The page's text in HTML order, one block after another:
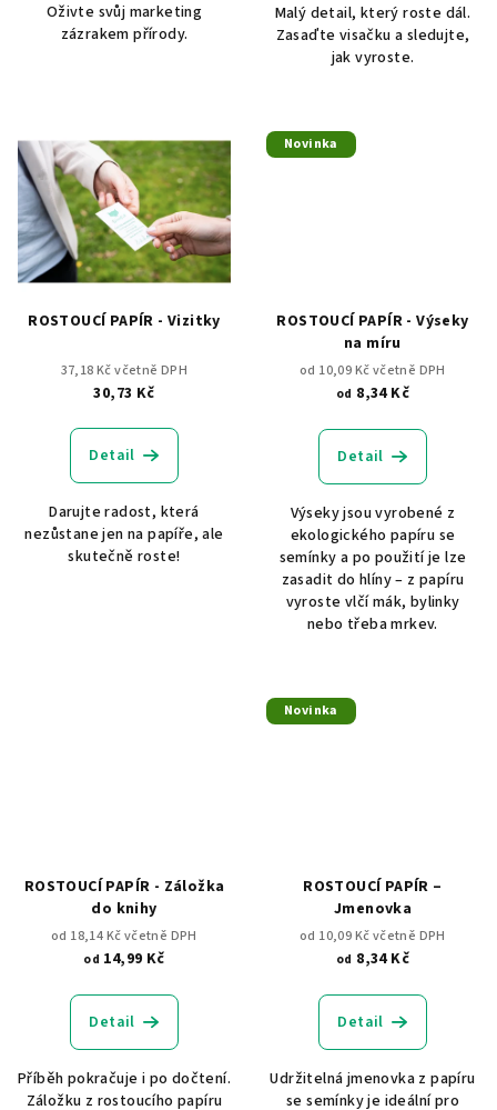
Oživte svůj marketing
zázrakem přírody.
Malý detail, který roste dál.
Zasaďte visačku a sledujte,
jak vyroste.
ROSTOUCÍ PAPÍR - Vizitky
37,18 Kč včetně DPH
30,73 Kč
Detail
Darujte radost, která
nezůstane jen na papíře, ale
skutečně roste!
Novinka
ROSTOUCÍ PAPÍR - Výseky
na míru
od 10,09 Kč včetně DPH
od 8,34 Kč
Detail
Výseky jsou vyrobené z
ekologického papíru se
semínky a po použití je lze
zasadit do hlíny – z papíru
vyroste vlčí mák, bylinky
nebo třeba mrkev.
ROSTOUCÍ PAPÍR - Záložka
do knihy
od 18,14 Kč včetně DPH
od 14,99 Kč
Detail
Příběh pokračuje i po dočtení.
Záložku z rostoucího papíru
Novinka
ROSTOUCÍ PAPÍR –
Jmenovka
od 10,09 Kč včetně DPH
od 8,34 Kč
Detail
Udržitelná jmenovka z papíru
se semínky je ideální pro